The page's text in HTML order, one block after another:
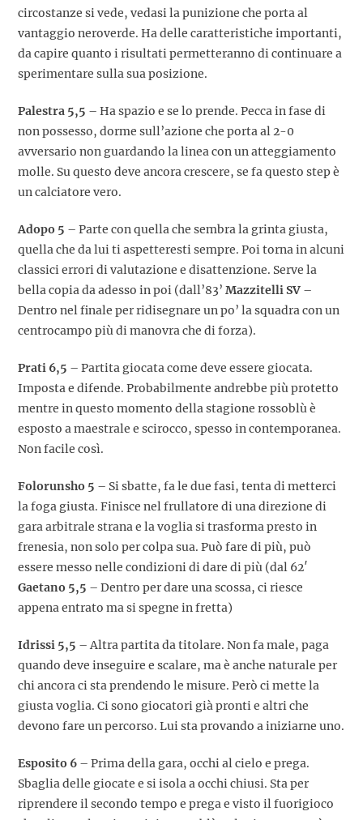
circostanze si vede, vedasi la punizione che porta al
vantaggio neroverde. Ha delle caratteristiche importanti,
da capire quanto i risultati permetteranno di continuare a
sperimentare sulla sua posizione.
Palestra 5,5 – Ha spazio e se lo prende. Pecca in fase di
non possesso, dorme sull’azione che porta al 2-0
avversario non guardando la linea con un atteggiamento
molle. Su questo deve ancora crescere, se fa questo step è
un calciatore vero.
Adopo 5 – Parte con quella che sembra la grinta giusta,
quella che da lui ti aspetteresti sempre. Poi torna in alcuni
classici errori di valutazione e disattenzione. Serve la
bella copia da adesso in poi (dall’83’ Mazzitelli SV –
Dentro nel finale per ridisegnare un po’ la squadra con un
centrocampo più di manovra che di forza).
Prati 6,5 – Partita giocata come deve essere giocata.
Imposta e difende. Probabilmente andrebbe più protetto
mentre in questo momento della stagione rossoblù è
esposto a maestrale e scirocco, spesso in contemporanea.
Non facile così.
Folorunsho 5 – Si sbatte, fa le due fasi, tenta di metterci
la foga giusta. Finisce nel frullatore di una direzione di
gara arbitrale strana e la voglia si trasforma presto in
frenesia, non solo per colpa sua. Può fare di più, può
essere messo nelle condizioni di dare di più (dal 62′
Gaetano 5,5 – Dentro per dare una scossa, ci riesce
appena entrato ma si spegne in fretta)
Idrissi 5,5 – Altra partita da titolare. Non fa male, paga
quando deve inseguire e scalare, ma è anche naturale per
chi ancora ci sta prendendo le misure. Però ci mette la
giusta voglia. Ci sono giocatori già pronti e altri che
devono fare un percorso. Lui sta provando a iniziarne uno.
Esposito 6 – Prima della gara, occhi al cielo e prega.
Sbaglia delle giocate e si isola a occhi chiusi. Sta per
riprendere il secondo tempo e prega e visto il fuorigioco